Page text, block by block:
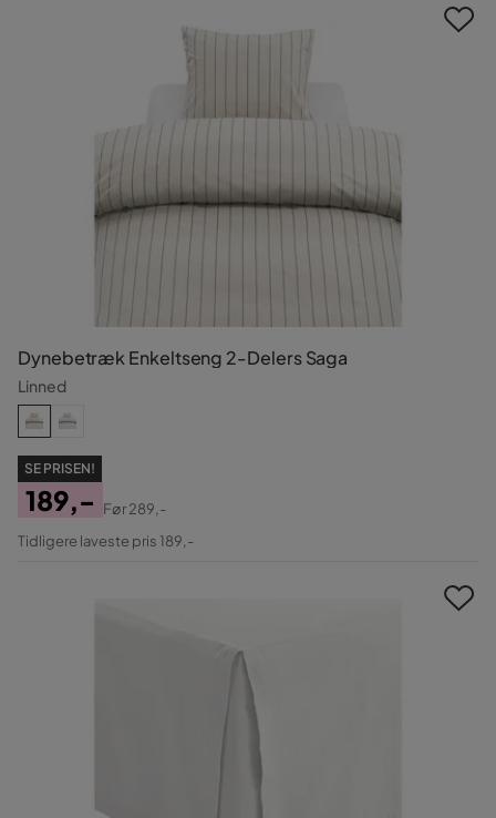
Dynebetræk Enkeltseng 2-Delers Saga
Linned
SE PRISEN!
Pris
189,-
Original
Før289,-
Tidligere laveste pris 189,-